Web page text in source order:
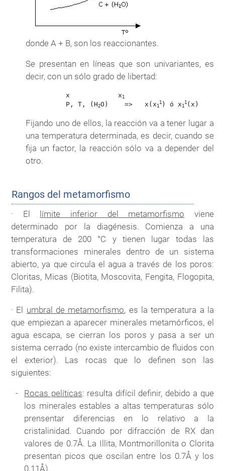
donde A + B, son los reaccionantes.
Se presentan en líneas que son univariantes, es
decir, con un sólo grado de libertad:
          x            x
1
          P, T, (H
2O)    =>   x(x1
1) ó x1
1
Fijando uno de ellos, la reacción va a tener lugar a
una temperatura determinada, es decir, cuando se
fija un factor, la reacción sólo va a depender del
otro.
Rangos del metamorfismo
· El límite inferior del metamorfismo viene
determinado por la diagénesis. Comienza a una
temperatura de 200 °C y tienen lugar todas las
transformaciones minerales dentro de un sistema
abierto, ya que circula el agua a través de los poros:
Cloritas, Micas (Biotita, Moscovita, Fengita, Flogopita,
Filita).
· El umbral de metamorfismo, es la temperatura a la
que empiezan a aparecer minerales metamórficos, el
agua escapa, se cierran los poros y pasa a ser un
sistema cerrado (no existe intercambio de fluidos con
el exterior). Las rocas que lo definen son las
siguientes:
Rocas pelíticas: resulta difícil definir, debido a que
los minerales estables a altas temperaturas sólo
prensentar diferencias en lo relativo a la
cristalinidad. Cuando por difracción de RX dan
valores de 0.7Å. La Illita, Montmorillonita o Clorita
presentan picos que oscilan entre los 0.7Å y los
0.11Å).